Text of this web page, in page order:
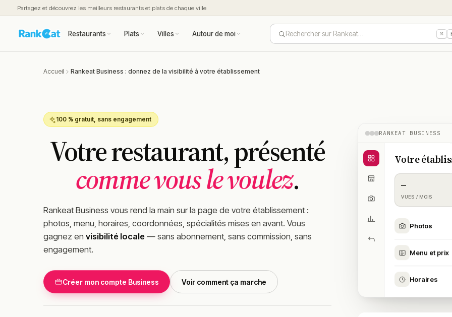
Partagez et découvrez les meilleurs restaurants et plats de chaque ville
Restaurants Plats Villes Autour de moi Rechercher sur Rankeat… ⌘
Accueil Rankeat Business : donnez de la visibilité à votre établissement
100 % gratuit, sans engagement
Votre restaurant, présenté
comme vous le voulez.
Rankeat Business vous rend la main sur la page de votre établissement :
photos, menu, horaires, coordonnées, spécialités mises en avant. Vous
gagnez en visibilité locale — sans abonnement, sans commission, sans
engagement.
Créer mon compte Business Voir comment ça marche
RANKEAT BUSINESS
Votre
—
VUES / MOIS
Photos
Menu et prix
Horaires